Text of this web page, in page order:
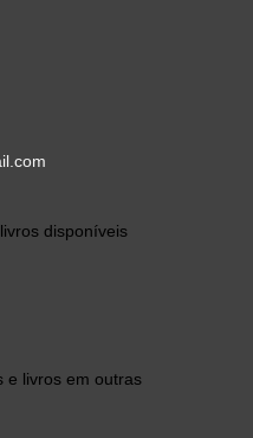
disponíveis
e livros em outras